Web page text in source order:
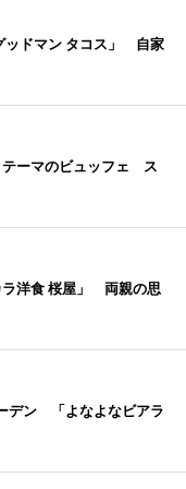
ッドマン タコス」 自家
テーマのビュッフェ ス
ラ洋食 桜屋」 両親の思
デン 「よなよなビアラ